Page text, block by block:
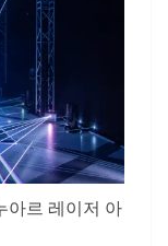
아르 레이저 아